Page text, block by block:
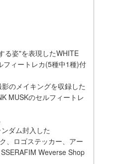
る姿"を表現したWHITE
フィートレカ(5種中1種)付
のメイキングを収録した
MUSKのセルフィートレ
ダム封入した
、ロゴステッカー、アー
Weverse Shop